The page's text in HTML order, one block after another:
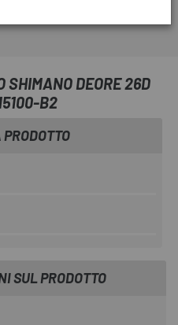
SHIMANO DEORE 26D
B2
SUL PRODOTTO